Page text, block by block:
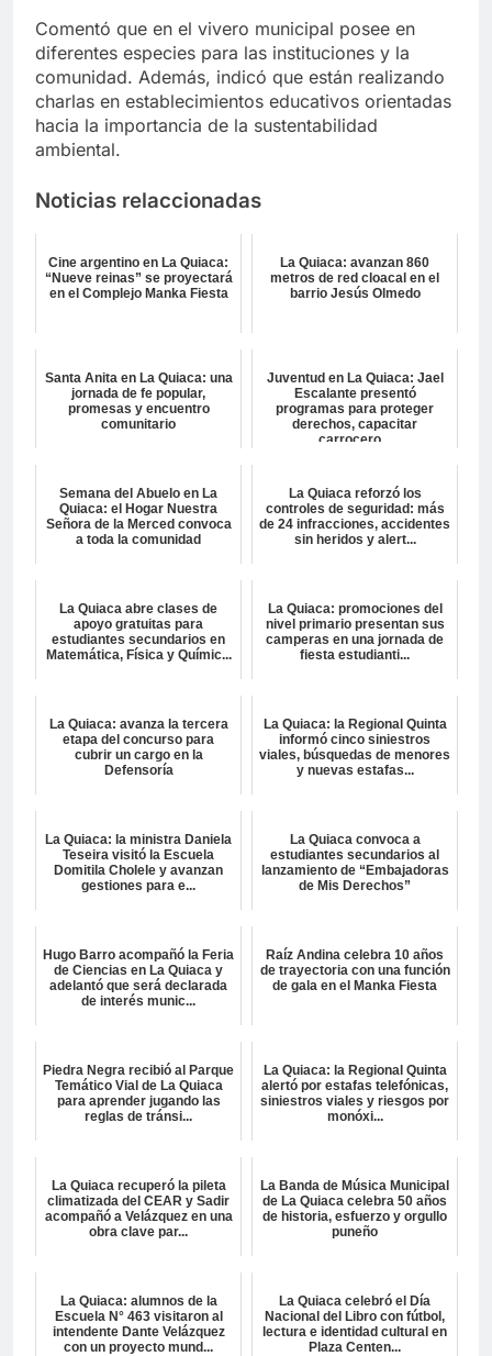
Comentó que en el vivero municipal posee en
diferentes especies para las instituciones y la
comunidad. Además, indicó que están realizando
charlas en establecimientos educativos orientadas
hacia la importancia de la sustentabilidad
ambiental.
Noticias relaccionadas
Cine argentino en La Quiaca:
“Nueve reinas” se proyectará
en el Complejo Manka Fiesta
La Quiaca: avanzan 860
metros de red cloacal en el
barrio Jesús Olmedo
Santa Anita en La Quiaca: una
jornada de fe popular,
promesas y encuentro
comunitario
Juventud en La Quiaca: Jael
Escalante presentó
programas para proteger
derechos, capacitar
carrocero...
Semana del Abuelo en La
Quiaca: el Hogar Nuestra
Señora de la Merced convoca
a toda la comunidad
La Quiaca reforzó los
controles de seguridad: más
de 24 infracciones, accidentes
sin heridos y alert...
La Quiaca abre clases de
apoyo gratuitas para
estudiantes secundarios en
Matemática, Física y Químic...
La Quiaca: promociones del
nivel primario presentan sus
camperas en una jornada de
fiesta estudianti...
La Quiaca: avanza la tercera
etapa del concurso para
cubrir un cargo en la
Defensoría
La Quiaca: la Regional Quinta
informó cinco siniestros
viales, búsquedas de menores
y nuevas estafas...
La Quiaca: la ministra Daniela
Teseira visitó la Escuela
Domitila Cholele y avanzan
gestiones para e...
La Quiaca convoca a
estudiantes secundarios al
lanzamiento de “Embajadoras
de Mis Derechos”
Hugo Barro acompañó la Feria
de Ciencias en La Quiaca y
adelantó que será declarada
de interés munic...
Raíz Andina celebra 10 años
de trayectoria con una función
de gala en el Manka Fiesta
Piedra Negra recibió al Parque
Temático Vial de La Quiaca
para aprender jugando las
reglas de tránsi...
La Quiaca: la Regional Quinta
alertó por estafas telefónicas,
siniestros viales y riesgos por
monóxi...
La Quiaca recuperó la pileta
climatizada del CEAR y Sadir
acompañó a Velázquez en una
obra clave par...
La Banda de Música Municipal
de La Quiaca celebra 50 años
de historia, esfuerzo y orgullo
puneño
La Quiaca: alumnos de la
Escuela N° 463 visitaron al
intendente Dante Velázquez
con un proyecto mund...
La Quiaca celebró el Día
Nacional del Libro con fútbol,
lectura e identidad cultural en
Plaza Centen...